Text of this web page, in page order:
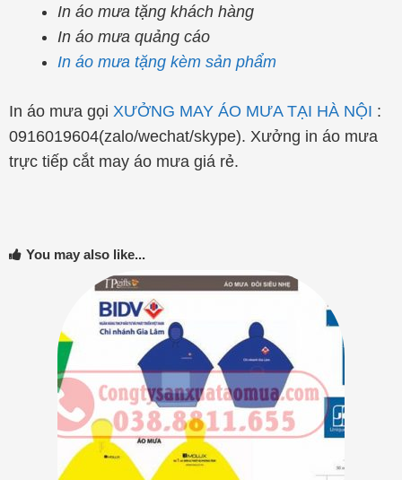
In áo mưa tặng khách hàng
In áo mưa quảng cáo
In áo mưa tặng kèm sản phẩm
In áo mưa gọi XƯỞNG MAY ÁO MƯA TẠI HÀ NỘI :
0916019604(zalo/wechat/skype). Xưởng in áo mưa
trực tiếp cắt may áo mưa giá rẻ.
You may also like...